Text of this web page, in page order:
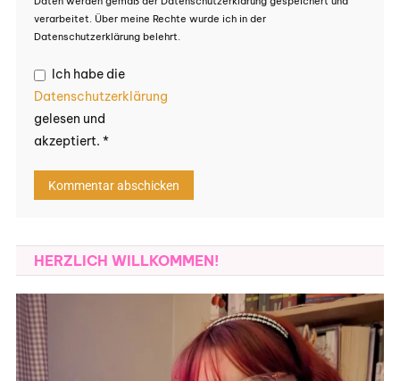
verarbeitet. Über meine Rechte wurde ich in der
Datenschutzerklärung belehrt.
Ich habe die
Datenschutzerklärung
gelesen und
akzeptiert. *
HERZLICH WILLKOMMEN!